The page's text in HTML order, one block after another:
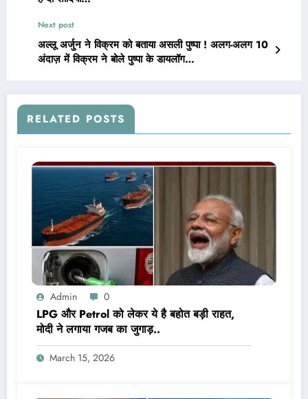
Next post
अल्लू अर्जुन ने विक्रम को बताया असली पुष्पा ! अलग-अलग 10
अंदाज़ में विक्रम ने बोले पुष्पा के डायलॉग…
RELATED POSTS
Admin 0
LPG और Petrol को लेकर ये है बहोत बड़ी राहत,
मोदी ने लगाया गजब का जुगाड़..
March 15, 2026